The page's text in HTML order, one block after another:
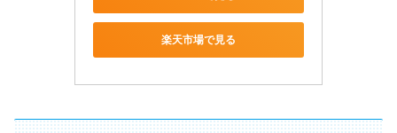
楽天市場で見る